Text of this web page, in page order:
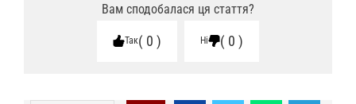
Вам сподобалася ця стаття?
Так 0 Ні 0